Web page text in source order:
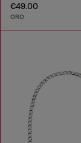
€49.00
ORO